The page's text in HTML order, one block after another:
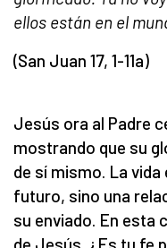
ellos están en el
(San Juan 17, 1-11a)
Jesús ora al Padre
mostrando que su
de sí mismo. La
futuro, sino una
su enviado. En esta